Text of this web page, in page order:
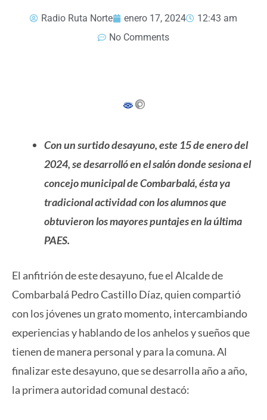
Radio Ruta Norte enero 17, 2024
12:43 am
No Comments
Con un surtido desayuno, este 15 de enero del
2024, se desarrolló en el salón donde sesiona el
concejo municipal de Combarbalá, ésta ya
tradicional actividad con los alumnos que
obtuvieron los mayores puntajes en la última
PAES.
El anfitrión de este desayuno, fue el Alcalde de
Combarbalá Pedro Castillo Díaz, quien compartió
con los jóvenes un grato momento, intercambiando
experiencias y hablando de los anhelos y sueños que
tienen de manera personal y para la comuna. Al
finalizar este desayuno, que se desarrolla año a año,
la primera autoridad comunal destacó: